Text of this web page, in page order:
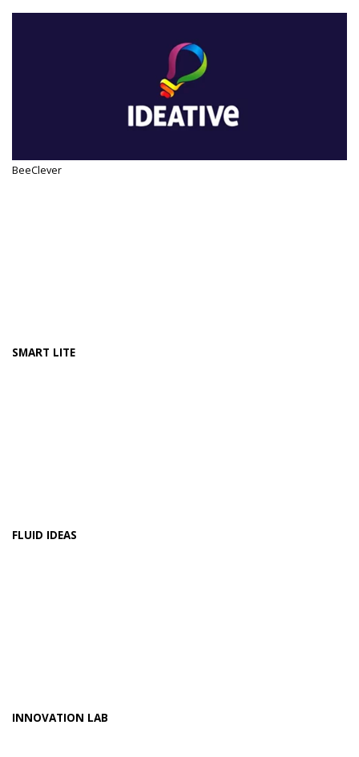
BeeClever
SMART LITE
FLUID IDEAS
INNOVATION LAB